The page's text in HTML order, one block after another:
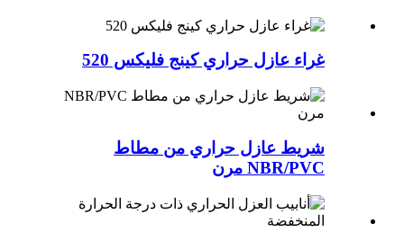
غراء عازل حراري كينج فليكس 520
شريط عازل حراري من مطاط
NBR/PVC مرن